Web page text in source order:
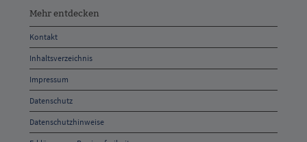
entdecken,
Öffnungszeiten
und
Anschrift
und
Kontakt
Mehr entdecken
Kontakt
Inhaltsverzeichnis
Impressum
Datenschutz
Datenschutzhinweise